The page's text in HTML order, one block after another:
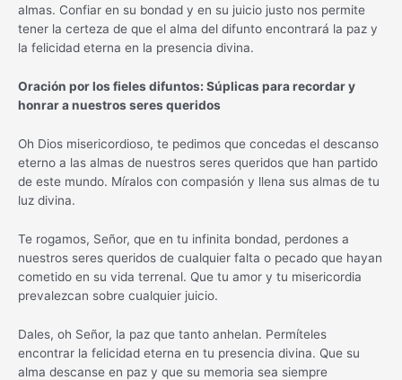
almas. Confiar en su bondad y en su juicio justo nos permite
tener la certeza de que el alma del difunto encontrará la paz y
la felicidad eterna en la presencia divina.
Oración por los fieles difuntos: Súplicas para recordar y
honrar a nuestros seres queridos
Oh Dios misericordioso, te pedimos que concedas el descanso
eterno a las almas de nuestros seres queridos que han partido
de este mundo. Míralos con compasión y llena sus almas de tu
luz divina.
Te rogamos, Señor, que en tu infinita bondad, perdones a
nuestros seres queridos de cualquier falta o pecado que hayan
cometido en su vida terrenal. Que tu amor y tu misericordia
prevalezcan sobre cualquier juicio.
Dales, oh Señor, la paz que tanto anhelan. Permíteles
encontrar la felicidad eterna en tu presencia divina. Que su
alma descanse en paz y que su memoria sea siempre